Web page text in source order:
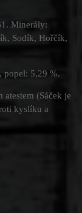
Minerály:
Sodík, Hořčík,
popel: 5,29 %.
(Sáček je
kyslíku a